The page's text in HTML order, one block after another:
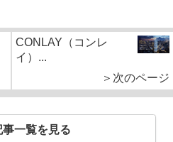
CONLAY（コンレ
イ）...
＞次のページ
事一覧を見る